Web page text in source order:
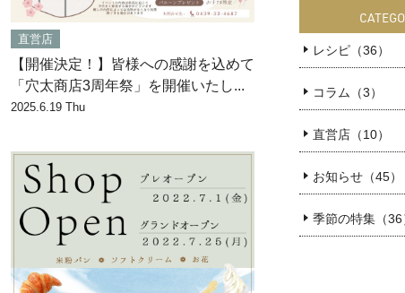
直営店
【開催決定！】皆様への感謝を込めて
「穴太商店3周年祭」を開催いたし...
2025.6.19 Thu
レシピ（36）
コラム（3）
直営店（10）
お知らせ（45）
季節の特集（36